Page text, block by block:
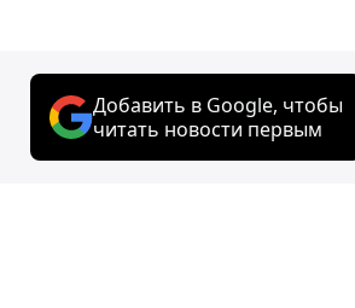
Добавить в Google, чтобы
читать новости первым